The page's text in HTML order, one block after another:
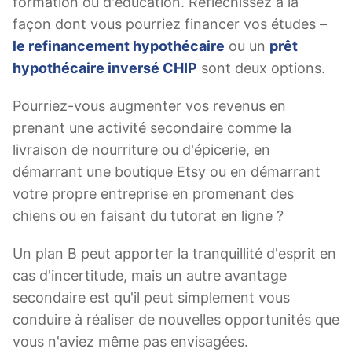
façon dont vous pourriez financer vos études –
le refinancement hypothécaire ou un prêt
hypothécaire inversé CHIP sont deux options.
Pourriez-vous augmenter vos revenus en
prenant une activité secondaire comme la
livraison de nourriture ou d'épicerie, en
démarrant une boutique Etsy ou en démarrant
votre propre entreprise en promenant des
chiens ou en faisant du tutorat en ligne ?
Un plan B peut apporter la tranquillité d'esprit en
cas d'incertitude, mais un autre avantage
secondaire est qu'il peut simplement vous
conduire à réaliser de nouvelles opportunités que
vous n'aviez même pas envisagées.